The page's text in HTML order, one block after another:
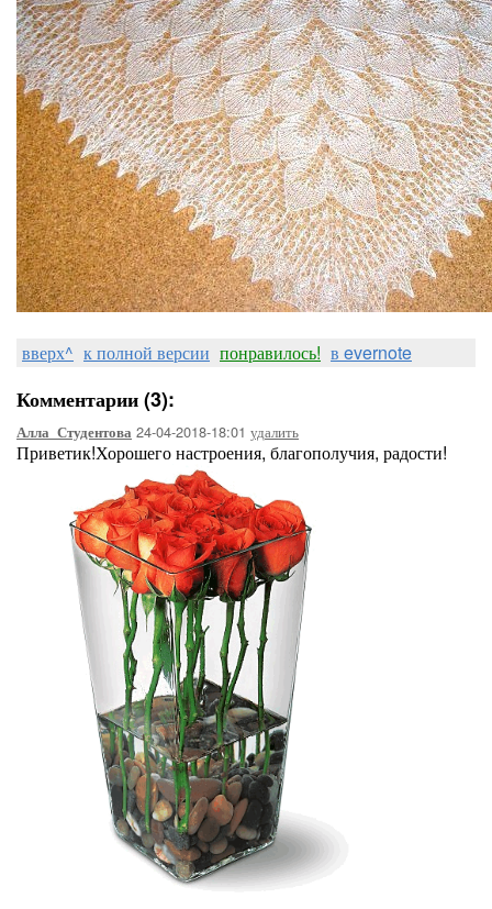
вверх^ к полной версии понравилось! в evernote
Комментарии (3):
Алла_Студентова 24-04-2018-18:01 удалить
Приветик!Хорошего настроения, благополучия, радости!